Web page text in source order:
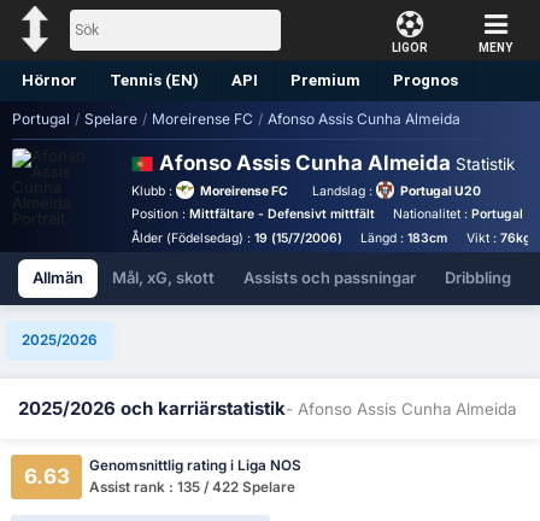
LIGOR MENY
Hörnor Tennis (EN) API Premium Prognos
Portugal / Spelare / Moreirense FC / Afonso Assis Cunha Almeida
Afonso Assis Cunha Almeida Statistik
Klubb : Moreirense FC Landslag :
Portugal U20
Position : Mittfältare - Defensivt mittfält Nationalitet :Portugal
Ålder (Födelsedag) : 19 (15/7/2006) Längd :183cm Vikt : 76kg
Allmän Mål, xG, skott Assists och passningar Dribbling
2025/2026
2025/2026 och karriärstatistik- Afonso Assis Cunha Almeida
6.63
Genomsnittlig rating i Liga NOS
Assist rank : 135 / 422 Spelare